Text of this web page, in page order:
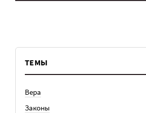
ТЕМЫ
Вера
Законы